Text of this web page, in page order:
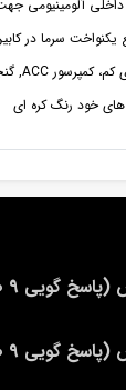
داخلی آلومينيومی
يكنواخت سرما در
خود رنگ كره ای